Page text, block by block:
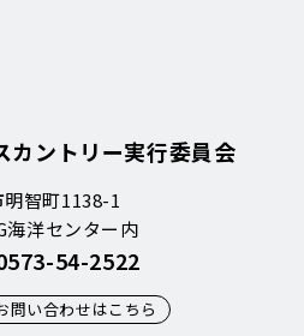
カントリー実行委員会
智町1138-1
海洋センター内
54-2522
問い合わせはこちら